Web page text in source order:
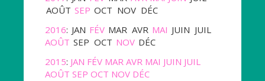
AOÛT SEP OCT NOV DÉC
2016: JAN FÉV MAR AVR MAI JUIN JUIL
AOÛT SEP OCT NOV DÉC
2015: JAN FÉV MAR AVR MAI JUIN JUIL
AOÛT SEP OCT NOV DÉC